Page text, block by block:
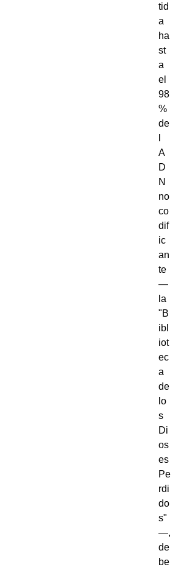
tid
a
ha
st
a
el
98
%
de
A
D
N
no
co
dif
ic
an
te
—
la
"B
ibl
iot
ec
a
de
lo
s
Di
os
es
Pe
rdi
do
s"
—,
de
be